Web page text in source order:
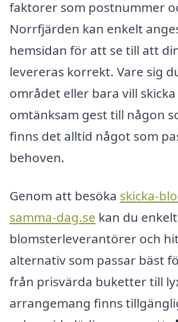
faktorer som postnummer
Norrfjärden kan enkelt
hemsidan för att se till att
levereras korrekt. Vare sig
området eller bara vill skicka
omtänksam gest till någon
finns det alltid något som
behoven.
Genom att besöka skicka-
samma-dag.se kan du
blomsterleverantörer och
alternativ som passar bäst
från prisvärda buketter till
arrangemang finns